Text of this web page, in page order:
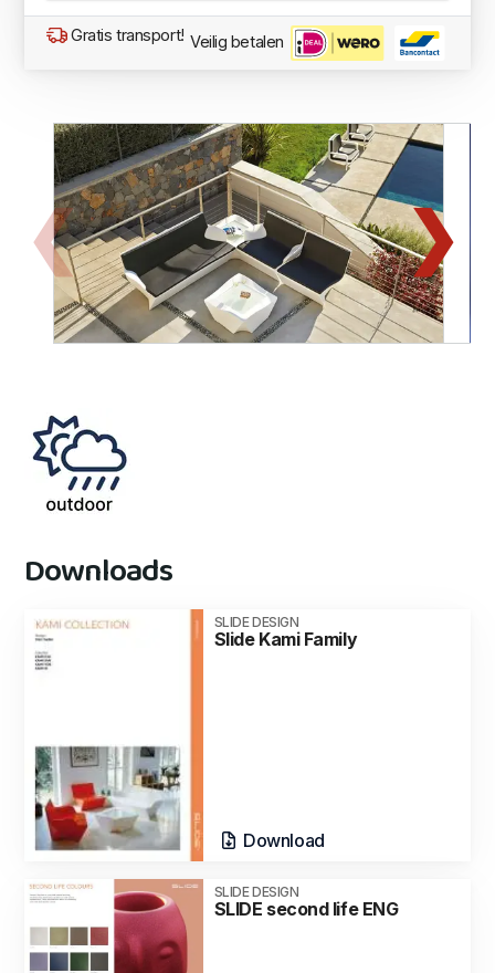
Gratis transport! Veilig betalen
Downloads
SLIDE DESIGN
Slide Kami Family
Download
SLIDE DESIGN
SLIDE second life ENG